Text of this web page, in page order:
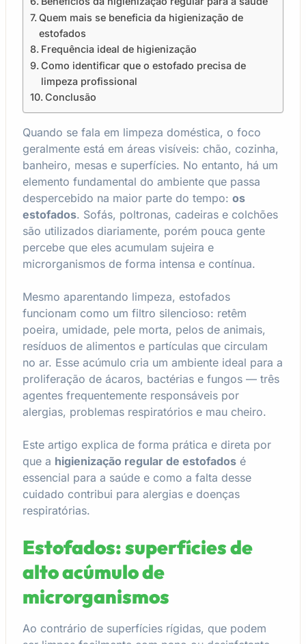
Quem mais se beneficia da higienização de
estofados
Frequência ideal de higienização
Como identificar que o estofado precisa de
limpeza profissional
Conclusão
Quando se fala em limpeza doméstica, o foco
geralmente está em áreas visíveis: chão, cozinha,
banheiro, mesas e superfícies. No entanto, há um
elemento fundamental do ambiente que passa
despercebido na maior parte do tempo: os
estofados. Sofás, poltronas, cadeiras e colchões
são utilizados diariamente, porém pouca gente
percebe que eles acumulam sujeira e
microrganismos de forma intensa e contínua.
Mesmo aparentando limpeza, estofados
funcionam como um filtro silencioso: retêm
poeira, umidade, pele morta, pelos de animais,
resíduos de alimentos e partículas que circulam
no ar. Esse acúmulo cria um ambiente ideal para a
proliferação de ácaros, bactérias e fungos — três
agentes frequentemente responsáveis por
alergias, problemas respiratórios e mau cheiro.
Este artigo explica de forma prática e direta por
que a higienização regular de estofados é
essencial para a saúde e como a falta desse
cuidado contribui para alergias e doenças
respiratórias.
Estofados: superfícies de
alto acúmulo de
microrganismos
Ao contrário de superfícies rígidas, que podem